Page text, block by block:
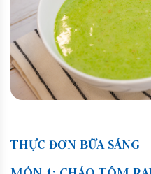
THỰC ĐƠN BỮA SÁNG